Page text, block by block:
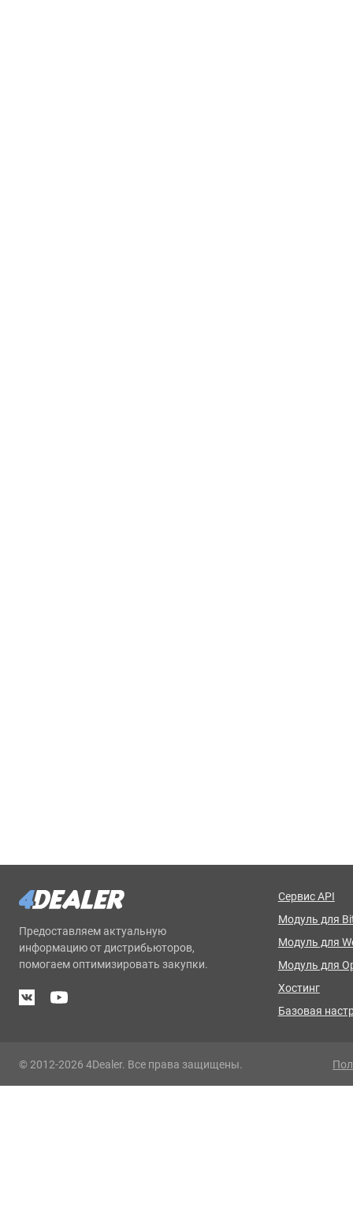
Предоставляем актуальную
информацию от дистрибьюторов,
помогаем оптимизировать закупки.
Сервис API
Модуль для
Модуль для
Модуль для
Хостинг
Базовая
© 2012-2026 4Dealer. Все права защищены.